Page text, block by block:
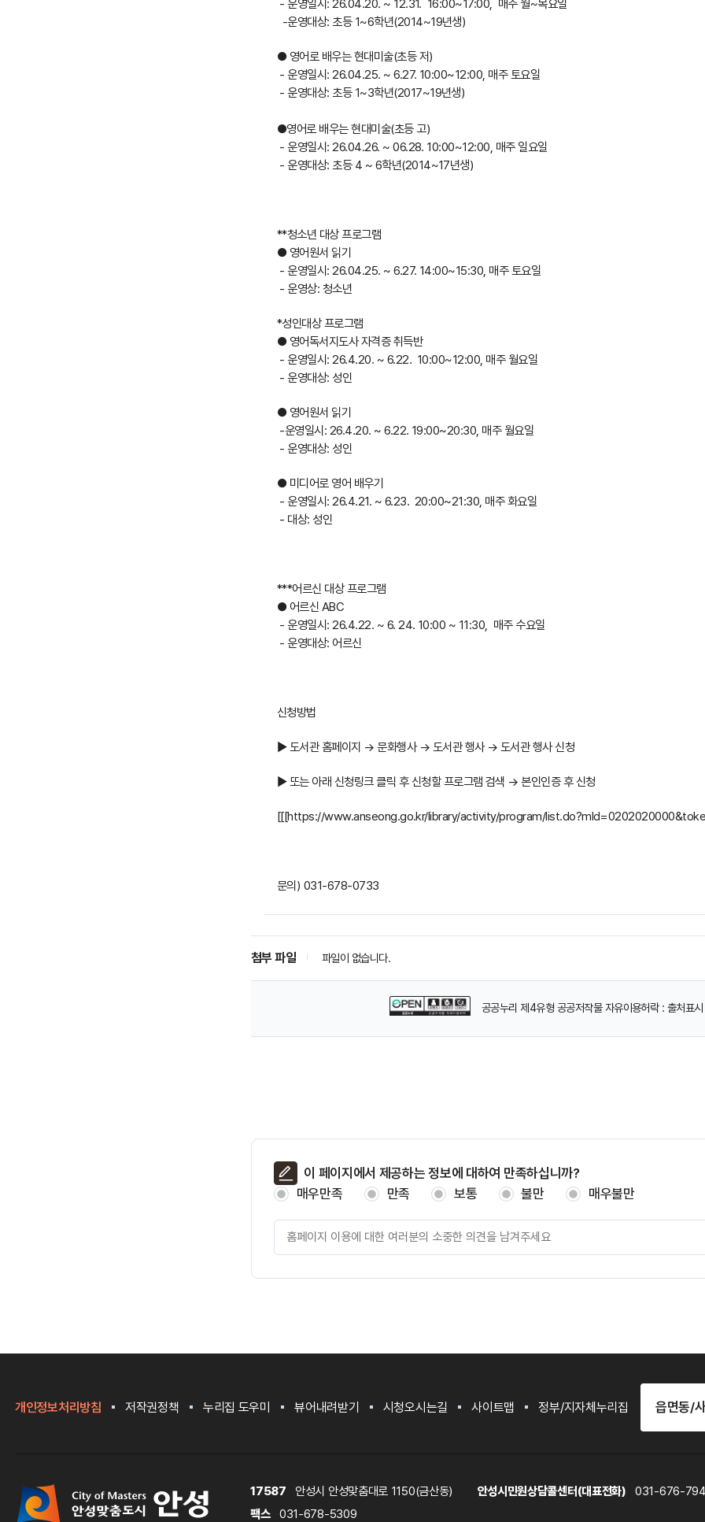
- 운영일시: 26.04.20. ~ 12.31. 16:00~17:00, 매주 월~목요일
-운영대상: 초등 1~6학년(2014~19년생)
● 영어로 배우는 현대미술(초등 저)
- 운영일시: 26.04.25. ~ 6.27. 10:00~12:00, 매주 토요일
- 운영대상: 초등 1~3학년(2017~19년생)
●영어로 배우는 현대미술(초등 고)
- 운영일시: 26.04.26. ~ 06.28. 10:00~12:00, 매주 일요일
- 운영대상: 초등 4 ~ 6학년(2014~17년생)
**청소년 대상 프로그램
● 영어원서 읽기
- 운영일시: 26.04.25. ~ 6.27. 14:00~15:30, 매주 토요일
- 운영상: 청소년
*성인대상 프로그램
● 영어독서지도사 자격증 취득반
- 운영일시: 26.4.20. ~ 6.22. 10:00~12:00, 매주 월요일
- 운영대상: 성인
● 영어원서 읽기
-운영일시: 26.4.20. ~ 6.22. 19:00~20:30, 매주 월요일
- 운영대상: 성인
● 미디어로 영어 배우기
- 운영일시: 26.4.21. ~ 6.23. 20:00~21:30, 매주 화요일
- 대상: 성인
***어르신 대상 프로그램
● 어르신 ABC
- 운영일시: 26.4.22. ~ 6. 24. 10:00 ~ 11:30, 매주 수요일
- 운영대상: 어르신
신청방법
▶ 도서관 홈페이지 → 문화행사 → 도서관 행사 → 도서관 행사 신청
▶ 또는 아래 신청링크 클릭 후 신청할 프로그램 검색 → 본인인증 후 신청
[[[https://www.anseong.go.kr/library/activity/program/
문의) 031-678-0733
첨부 파일 파일이 없습니다.
공공누리 제4유형 공공저작물 자유이용허락 : 출처표
페
이
지
만
도
이 페이지에서 제공하는 정보에 대하여 만족하십니까?
매우만족
만족 보통 불만 매우불만
페
만
개인정보처리방침 저작권정책 누리집 도우미 뷰어내려받기 시청오시는길 사이트맵 정부/지자체누리집 읍면동/
17587 안성시 안성맞춤대로 1150(금산동) 안성시민원상담콜센터(대표전화)
031-676-
팩스
031-678-5309